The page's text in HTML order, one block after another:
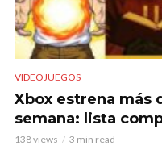
VIDEOJUEGOS
Xbox estrena más
semana: lista
138 views 3 min read